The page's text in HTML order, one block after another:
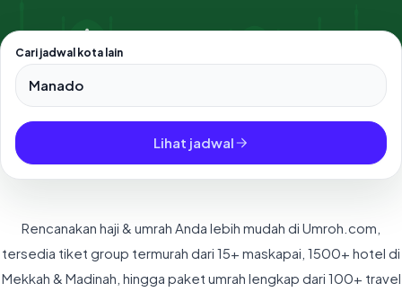
Cari jadwal kota lain
Pilih salah satu dari 500+ kota dan kabupaten di Indonesia.
Lihat jadwal
Rencanakan haji & umrah Anda lebih mudah di Umroh.com,
tersedia tiket group termurah dari 15+ maskapai, 1500+ hotel di
Mekkah & Madinah, hingga paket umrah lengkap dari 100+ travel